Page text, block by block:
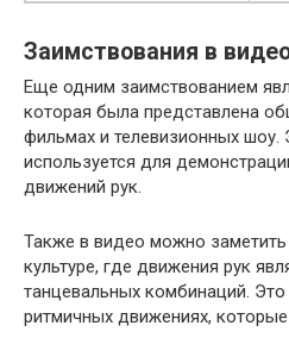
Заимствования в
Еще одним заимствованием
которая была представлена
фильмах и телевизионных шоу.
используется для
движений рук.
Также в видео можно заметить
культуре, где движения рук
танцевальных комбинаций.
ритмичных движениях,